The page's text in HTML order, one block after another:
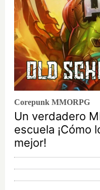
Corepunk MMORPG
Un verdadero
escuela ¡Cómo
mejor!